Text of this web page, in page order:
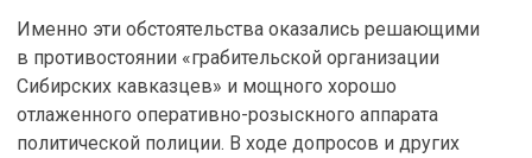
Именно эти обстоятельства оказались решающими
в противостоянии «грабительской организации
Сибирских кавказцев» и мощного хорошо
отлаженного оперативно-розыскного аппарата
политической полиции. В ходе допросов и других